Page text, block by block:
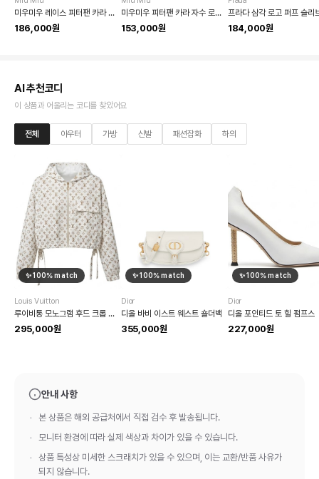
미우미우 레이스 피터팬 카라 반팔 셔츠
186,000원
미우미우 피터팬 카라 자수 로고 반팔 티셔츠
153,000원 184,000원
AI 추천코디
이 상품과 어울리는 코디를 찾았어요
전체 아우터 가방 신발 패션잡화 하의
✨100% match
Louis Vuitton
루이비통 모노그램 후드 크롭 자켓
295,000원
✨100% match
Dior
디올 바비 이스트 웨스트 숄더백
355,000원
✨100% match
Dior
디올 포인티드 토 힐 펌프스
227,000원
안내 사항
본 상품은 해외 공급처에서 직접 검수 후 발송됩니다.
모니터 환경에 따라 실제 색상과 차이가 있을 수 있습니다.
상품 특성상 미세한 스크래치가 있을 수 있으며, 이는 교환/반품 사유가
되지 않습니다.